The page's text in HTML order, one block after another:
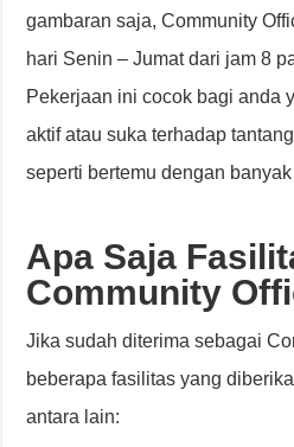
gambaran saja, Community
hari Senin – Jumat dari jam 8
Pekerjaan ini cocok bagi anda
aktif atau suka terhadap
seperti bertemu dengan
Apa Saja
Community
Jika sudah diterima sebagai
beberapa fasilitas yang
antara lain: